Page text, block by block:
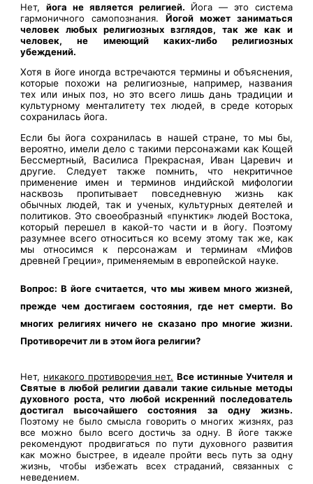
Нет, йога не является религией. Йога — это система
гармоничного самопознания. Йогой может заниматься
человек любых религиозных взглядов, так же как и
человек, не имеющий каких-либо религиозных
убеждений.
Хотя в йоге иногда встречаются термины и объяснения,
которые похожи на религиозные, например, названия
тех или иных поз, но это всего лишь дань традиции и
культурному менталитету тех людей, в среде которых
сохранилась йога.
Если бы йога сохранилась в нашей стране, то мы бы,
вероятно, имели дело с такими персонажами как Кощей
Бессмертный, Василиса Прекрасная, Иван Царевич и
другие. Следует также помнить, что некритичное
применение имен и терминов индийской мифологии
насквозь пропитывает повседневную жизнь как
обычных людей, так и ученых, культурных деятелей и
политиков. Это своеобразный «пунктик» людей Востока,
который перешел в какой-то части и в йогу. Поэтому
разумнее всего относиться ко всему этому так же, как
мы относимся к персонажам и терминам «Мифов
древней Греции», применяемым в европейской науке.
Вопрос: В йоге считается, что мы живем много жизней,
прежде чем достигаем состояния, где нет смерти. Во
многих религиях ничего не сказано про многие жизни.
Противоречит ли в этом йога религии?
Нет, никакого противоречия нет. Все истинные Учителя и
Святые в любой религии давали такие сильные методы
духовного роста, что любой искренний последователь
достигал высочайшего состояния за одну жизнь.
Поэтому не было смысла говорить о многих жизнях, раз
все можно было всего достичь за одну. В йоге также
рекомендуют продвигаться по пути духовного развития
как можно быстрее, в идеале пройти весь путь за одну
жизнь, чтобы избежать всех страданий, связанных с
неведением.